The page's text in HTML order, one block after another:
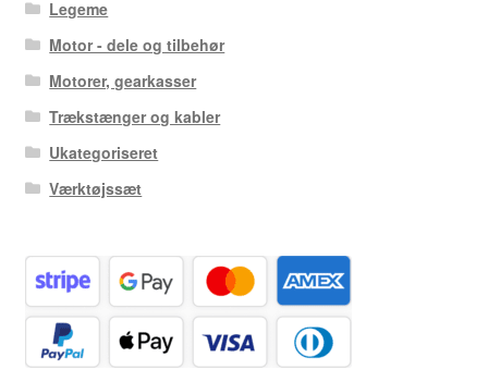
Legeme
Motor - dele og tilbehør
Motorer, gearkasser
Trækstænger og kabler
Ukategoriseret
Værktøjssæt